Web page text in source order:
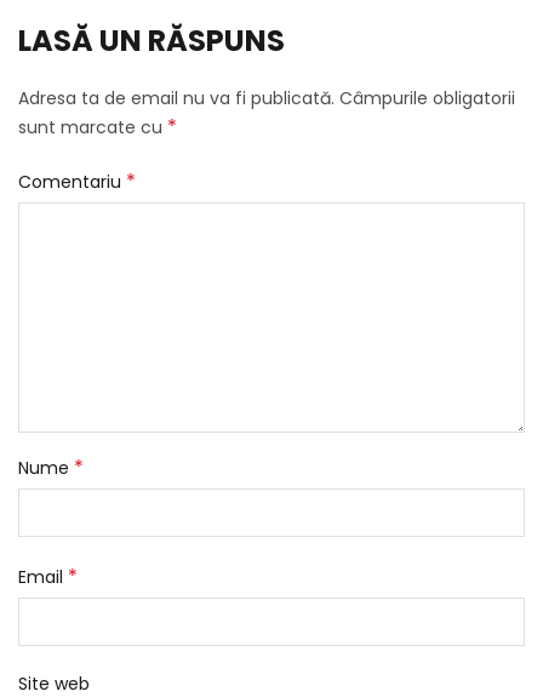
LASĂ UN RĂSPUNS
Adresa ta de email nu va fi publicată. Câmpurile obligatorii
sunt marcate cu *
Comentariu *
Nume *
Email *
Site web